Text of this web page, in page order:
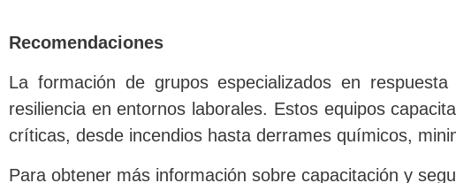
Recomendaciones
La formación de grupos especializados en
resiliencia en entornos laborales. Estos equipos
críticas, desde incendios hasta derrames químicos,
Para obtener más información sobre capacitación y